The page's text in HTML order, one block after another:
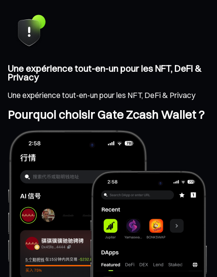
Une expérience tout-en-un pour les NFT, DeFi &
Privacy
Une expérience tout-en-un pour les NFT, DeFi & Privacy
Pourquoi choisir Gate Zcash Wallet ?